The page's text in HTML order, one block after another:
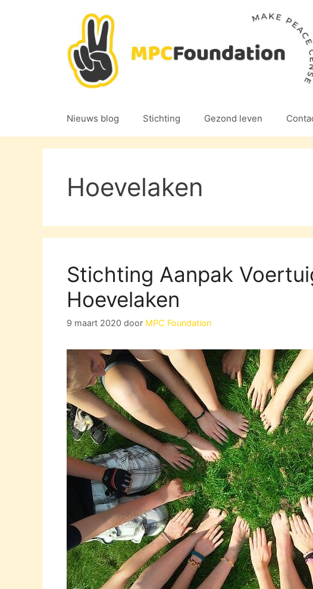
Nieuws blog Stichting Gezond leven
Hoevelaken
Stichting Aanpak
Hoevelaken
9 maart 2020 door MPC Foundation